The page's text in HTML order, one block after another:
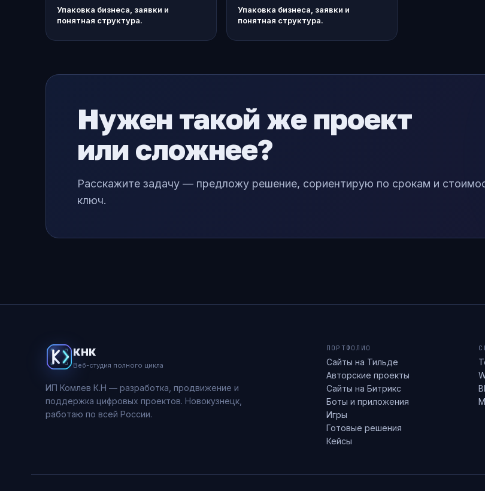
Упаковка бизнеса, заявки и
понятная структура.
Упаковка бизнеса, заявки и
понятная структура.
Нужен такой же проект
или сложнее?
Расскажите задачу — предложу решение, сориентирую по срокам и
ключ.
КНК
Веб-студия полного цикла
ИП Комлев К.Н — разработка, продвижение и
поддержка цифровых проектов. Новокузнецк,
работаю по всей России.
ПОРТФОЛИО
Сайты на Тильде
Авторские проекты
Сайты на Битрикс
Боты и приложения
Игры
Готовые решения
Кейсы